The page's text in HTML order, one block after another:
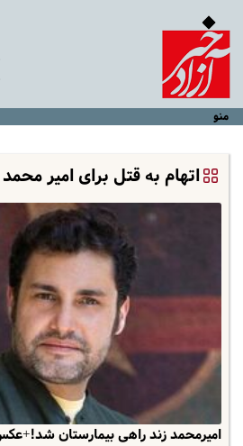
منو
اتهام به قتل برای امیر
امیرمحمد زند راهی بیمارستان